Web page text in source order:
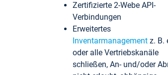
Zertifizierte 2-Webe API-
Verbindungen
Erweitertes
Inventarmanagement z. B.
oder alle Vertriebskanäle
schließen, An- und/oder